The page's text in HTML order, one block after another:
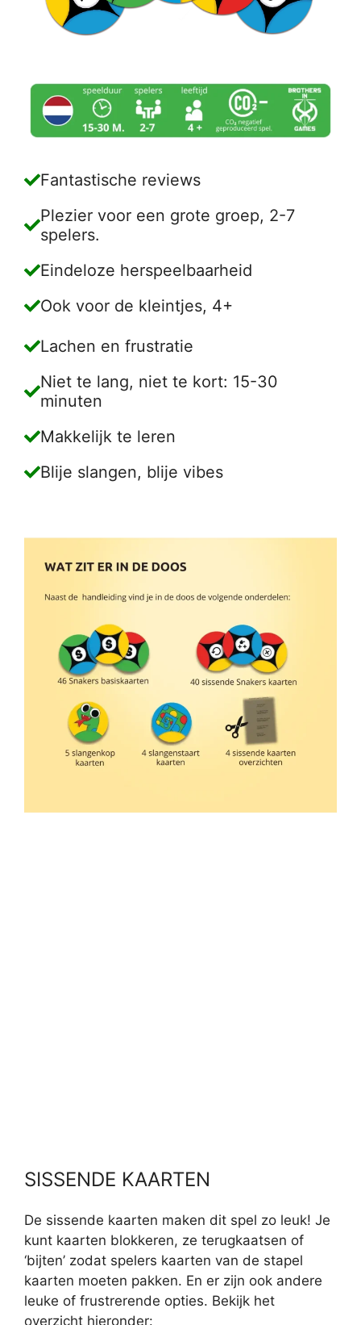
Fantastische reviews
Plezier voor een grote groep, 2-7
spelers.
Eindeloze herspeelbaarheid
Ook voor de kleintjes, 4+
Lachen en frustratie
Niet te lang, niet te kort: 15-30
minuten
Makkelijk te leren
Blije slangen, blije vibes
SISSENDE KAARTEN
De sissende kaarten maken dit spel zo leuk! Je
kunt kaarten blokkeren, ze terugkaatsen of
‘bijten’ zodat spelers kaarten van de stapel
kaarten moeten pakken. En er zijn ook andere
leuke of frustrerende opties. Bekijk het
overzicht hieronder: